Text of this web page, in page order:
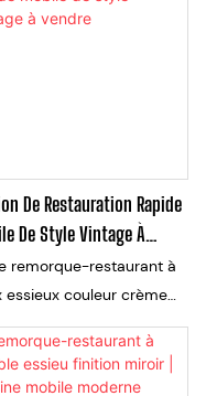
classique et épurée
Idéale pour les bars
en soirée, les cafés
et les événements
haut de gamme.
De Restauration Rapide
De Style Vintage À
remorque-restaurant à
essieux couleur crème
un charme vintage,
par un poste de
éclairé par d'élégantes